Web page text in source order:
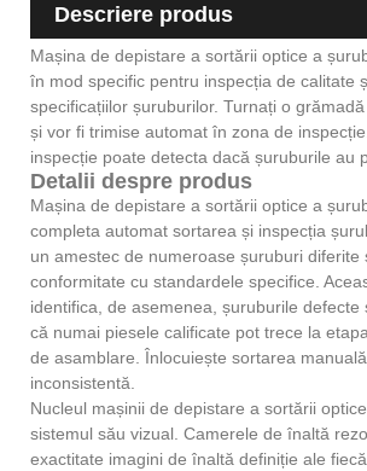
Descriere produs
Mașina de depistare a sortării optice a
în mod specific pentru inspecția de calitate
specificațiilor șuruburilor. Turnați o
și vor fi trimise automat în zona de
inspecție poate detecta dacă șuruburile au
Detalii despre produs
Mașina de depistare a sortării optice a
completa automat sortarea și inspecția
un amestec de numeroase șuruburi diferite
conformitate cu standardele specifice.
identifica, de asemenea, șuruburile defecte
că numai piesele calificate pot trece la
de asamblare. Înlocuiește sortarea
inconsistentă.
Nucleul mașinii de depistare a sortării
sistemul său vizual. Camerele de înaltă
exactitate imagini de înaltă definiție ale